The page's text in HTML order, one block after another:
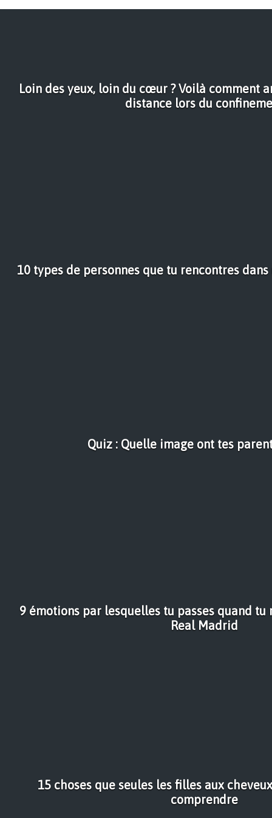
Loin des yeux, loin du cœur ? Voilà comment
distance lors du
10 types de personnes que tu rencontres
Quiz : Quelle image ont tes
9 émotions par lesquelles tu passes quand tu
Real Madrid
15 choses que seules les filles aux
comprendre